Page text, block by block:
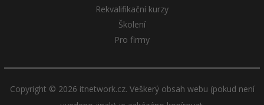
Rekvalifikační kurzy
Školení
Pro firmy
Copyright © 2026 itnetwork.cz. Veškerý obsah webu (pokud není